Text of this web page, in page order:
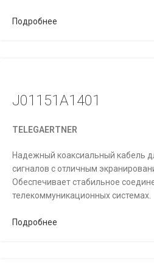
Подробнее
J01151A1401
TELEGAERTNER
Надежный коаксиальный кабель
сигналов с отличным
Обеспечивает стабильное
телекоммуникационных системах.
Подробнее